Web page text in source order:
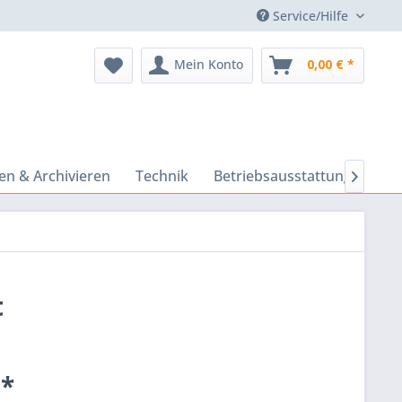
Service/Hilfe
Mein Konto 0,00 € *
& Archivieren Technik Betriebsausstattung 